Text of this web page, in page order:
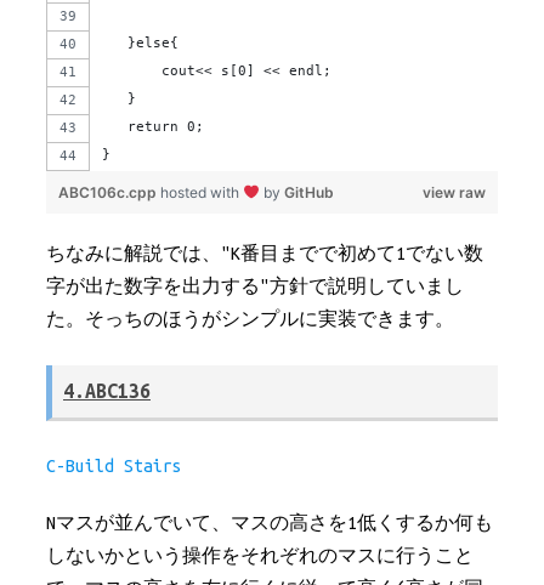
   }else{
       cout<< s[0] << endl;
   }
   return 0;
}
view raw
ABC106c.cpp hosted with by GitHub
ちなみに解説では、"K番目までで初めて1でない数
字が出た数字を出力する"方針で説明していまし
た。そっちのほうがシンプルに実装できます。
4.ABC136
C-Build Stairs
Nマスが並んでいて、マスの高さを1低くするか何も
しないかという操作をそれぞれのマスに行うこと